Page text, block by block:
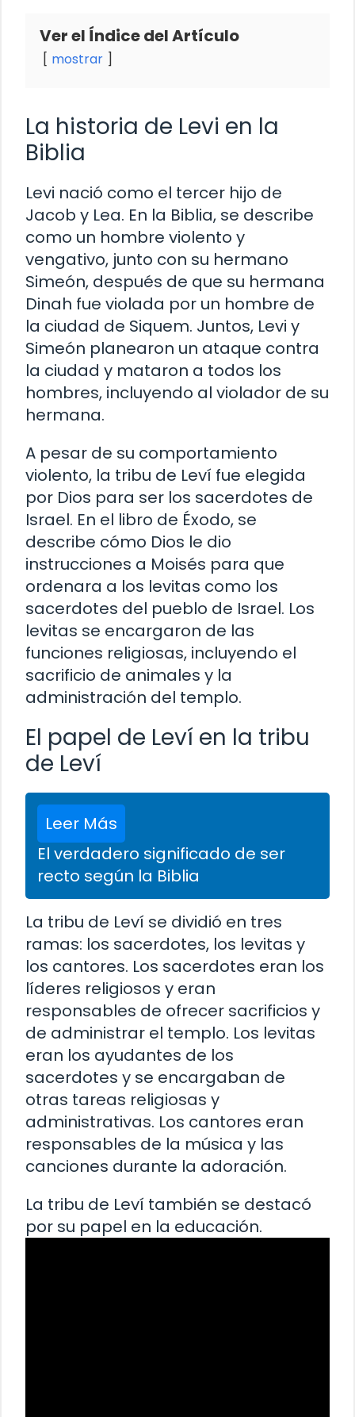
Ver el Índice del Artículo
mostrar
La historia de Levi en la
Biblia
Levi nació como el tercer hijo de
Jacob y Lea. En la Biblia, se describe
como un hombre violento y
vengativo, junto con su hermano
Simeón, después de que su hermana
Dinah fue violada por un hombre de
la ciudad de Siquem. Juntos, Levi y
Simeón planearon un ataque contra
la ciudad y mataron a todos los
hombres, incluyendo al violador de su
hermana.
A pesar de su comportamiento
violento, la tribu de Leví fue elegida
por Dios para ser los sacerdotes de
Israel. En el libro de Éxodo, se
describe cómo Dios le dio
instrucciones a Moisés para que
ordenara a los levitas como los
sacerdotes del pueblo de Israel. Los
levitas se encargaron de las
funciones religiosas, incluyendo el
sacrificio de animales y la
administración del templo.
El papel de Leví en la tribu
de Leví
Leer Más
El verdadero significado de ser
recto según la Biblia
La tribu de Leví se dividió en tres
ramas: los sacerdotes, los levitas y
los cantores. Los sacerdotes eran los
líderes religiosos y eran
responsables de ofrecer sacrificios y
de administrar el templo. Los levitas
eran los ayudantes de los
sacerdotes y se encargaban de
otras tareas religiosas y
administrativas. Los cantores eran
responsables de la música y las
canciones durante la adoración.
La tribu de Leví también se destacó
por su papel en la educación.